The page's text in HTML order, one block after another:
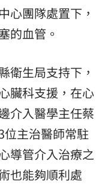
心團隊處置下，
的血管。
衛生局支持下，
臟科支援，在心
介入醫學主任蔡
主治醫師常駐
導管介入治療之
也能夠順利處